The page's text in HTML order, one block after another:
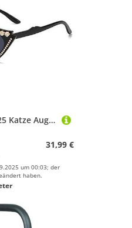
CWZZWS Neue 2025 Katze Augen Sonnenbrille glänzende Kristallsonnenbrille Weibliche Strassfarben
31,99 €
um 00:03; der
haben.